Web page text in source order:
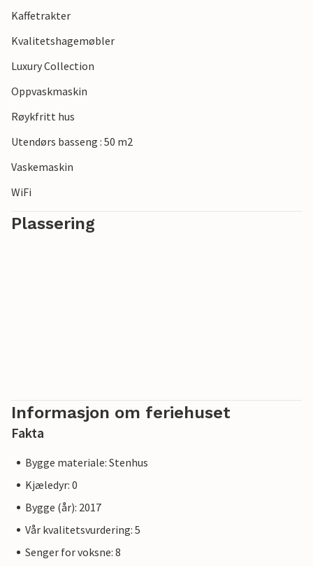
Kaffetrakter
Kvalitetshagemøbler
Luxury Collection
Oppvaskmaskin
Røykfritt hus
Utendørs basseng : 50 m2
Vaskemaskin
WiFi
Plassering
Informasjon om feriehuset
Fakta
Bygge materiale: Stenhus
Kjæledyr: 0
Bygge (år): 2017
Vår kvalitetsvurdering: 5
Senger for voksne: 8